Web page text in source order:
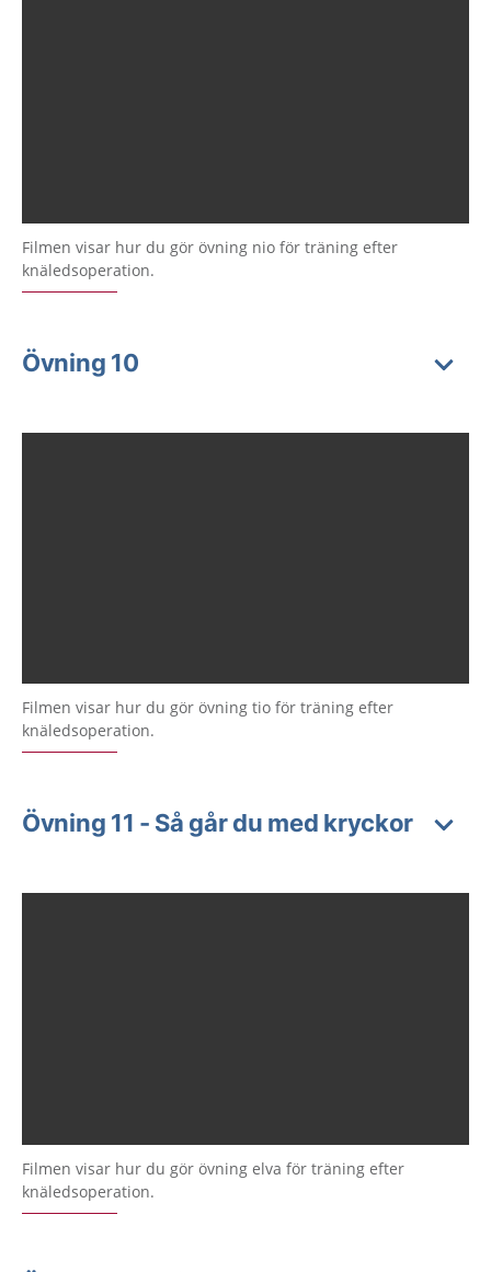
Filmen visar hur du gör övning nio för träning efter
knäledsoperation.
Övning 10
Filmen visar hur du gör övning tio för träning efter
knäledsoperation.
Övning 11 - Så går du med kryckor
Filmen visar hur du gör övning elva för träning efter
knäledsoperation.